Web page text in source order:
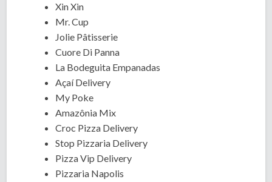
Xin Xin
Mr. Cup
Jolie Pâtisserie
Cuore Di Panna
La Bodeguita Empanadas
Açaí Delivery
My Poke
Amazônia Mix
Croc Pizza Delivery
Stop Pizzaria Delivery
Pizza Vip Delivery
Pizzaria Napolis